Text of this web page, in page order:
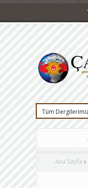
Ana Sayfa »